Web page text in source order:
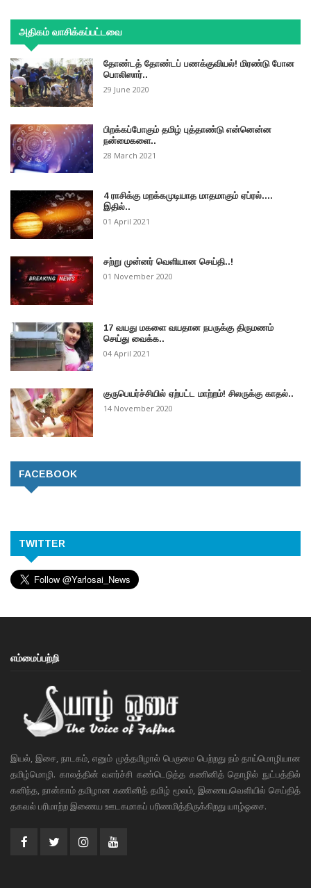
அதிகம் வாசிக்கப்பட்டவை
தோண்டத் தோண்டப் பணக்குவியல்! மிரண்டு போன
பொலிஸார்..
29 June 2020
பிறக்கப்போகும் தமிழ் புத்தாண்டு என்னென்ன
நன்மைகளை..
28 March 2021
4 ராசிக்கு மறக்கமுடியாத மாதமாகும் ஏப்ரல்....
இதில்..
01 April 2021
சற்று முன்னர் வெளியான செய்தி..!
01 November 2020
17 வயது மகளை வயதான நபருக்கு திருமணம்
செய்து வைக்க..
04 April 2021
குருபெயர்ச்சியில் ஏற்பட்ட மாற்றம்! சிலருக்கு காதல்..
14 November 2020
FACEBOOK
TWITTER
எம்மைப்பற்றி
இயல், இசை, நாடகம், எனும் முத்தமிழால் பெருமை பெற்றது நம் தாய்மொழியான
தமிழ்மொழி. காலத்தின் வளர்ச்சி கண்டெடுத்த கணினித் தொழில் நுட்பத்தில்
கனிந்த, நான்காம் தமிழான கணினித் தமிழ் மூலம், இணையவெளியில் செய்தித்
தகவல் பரிமாற்ற இணைய ஊடகமாகப் பரிணமித்திருக்கிறது யாழ்ஓசை.